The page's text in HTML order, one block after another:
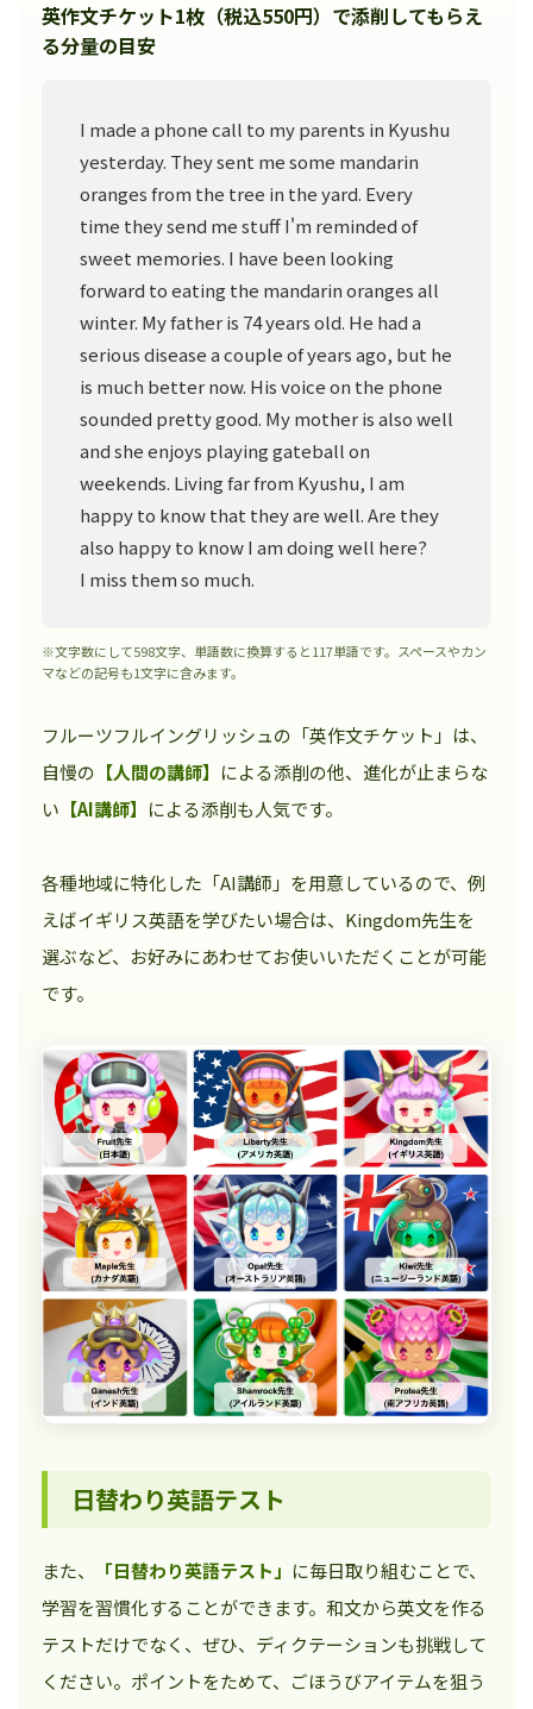
英作文チケット1枚（税込550円）で添削してもらえ
る分量の目安
I made a phone call to my parents in Kyushu
yesterday. They sent me some mandarin
oranges from the tree in the yard. Every
time they send me stuff I'm reminded of
sweet memories. I have been looking
forward to eating the mandarin oranges all
winter. My father is 74 years old. He had a
serious disease a couple of years ago, but he
is much better now. His voice on the phone
sounded pretty good. My mother is also well
and she enjoys playing gateball on
weekends. Living far from Kyushu, I am
happy to know that they are well. Are they
also happy to know I am doing well here?
I miss them so much.
※文字数にして598文字、単語数に換算すると117単語です。スペースやカン
マなどの記号も1文字に含みます。
フルーツフルイングリッシュの「英作文チケット」は、
自慢の 【人間の講師】 による添削の他、進化が止まらな
い 【AI講師】 による添削も人気です。
各種地域に特化した「AI講師」を用意しているので、例
えばイギリス英語を学びたい場合は、Kingdom先生を
選ぶなど、お好みにあわせてお使いいただくことが可能
です。
日替わり英語テスト
また、 「日替わり英語テスト」 に毎日取り組むことで、
学習を習慣化することができます。和文から英文を作る
テストだけでなく、ぜひ、ディクテーションも挑戦して
ください。ポイントをためて、ごほうびアイテムを狙う